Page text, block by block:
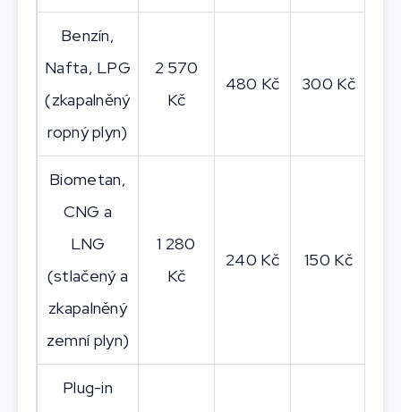
Benzín,
Nafta, LPG
(zkapalněný
ropný plyn)
2 570
Kč
480 Kč 300 Kč
Biometan,
CNG a
LNG
(stlačený a
zkapalněný
zemní plyn)
1 280
Kč
240 Kč 150 Kč
Plug-in